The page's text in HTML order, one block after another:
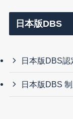
日本版DBS
日本版DBS認
日本版DBS